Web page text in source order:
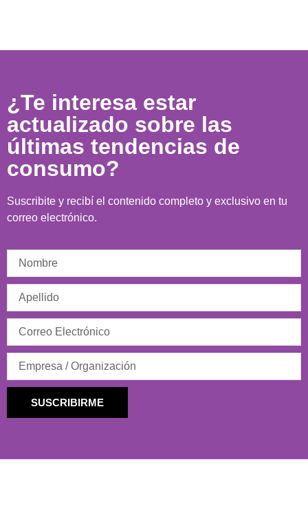
¿Te interesa estar
actualizado sobre las
últimas tendencias de
consumo?
Suscribite y recibí el contenido completo y exclusivo en tu
correo electrónico.
SUSCRIBIRME